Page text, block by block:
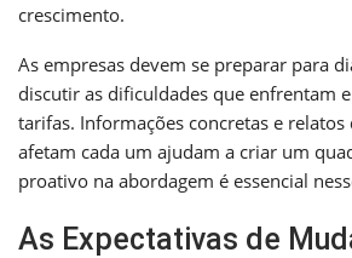
crescimento.
As empresas devem se preparar para
discutir as dificuldades que enfrentam
tarifas. Informações concretas e
afetam cada um ajudam a criar um
proativo na abordagem é essencial
As Expectativas de